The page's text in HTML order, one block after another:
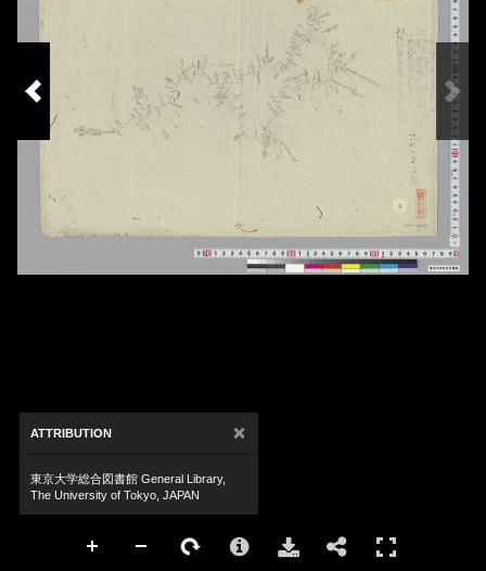
ATTRIBUTION ×
東京大学総合図書館 General Library,
The University of Tokyo, JAPAN